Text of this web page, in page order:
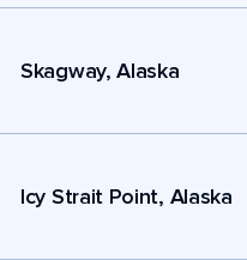
Skagway, Alaska
Icy Strait Point, Alaska